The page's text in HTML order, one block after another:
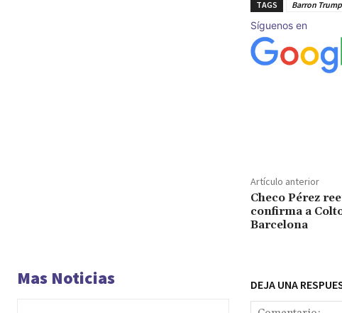
TAGS Barron Trump
Síguenos en
Artículo anterior
Checo Pérez
confirma a
Barcelona
Mas Noticias DEJA UNA